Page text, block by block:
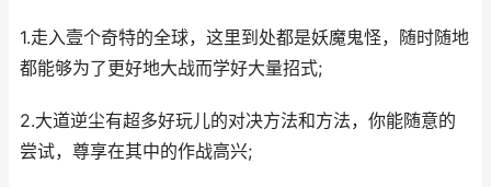
1.走入壹个奇特的全球，这里到处都是妖魔鬼怪，随时随地
都能够为了更好地大战而学好大量招式;
2.大道逆尘有超多好玩儿的对决方法和方法，你能随意的
尝试，尊享在其中的作战高兴;